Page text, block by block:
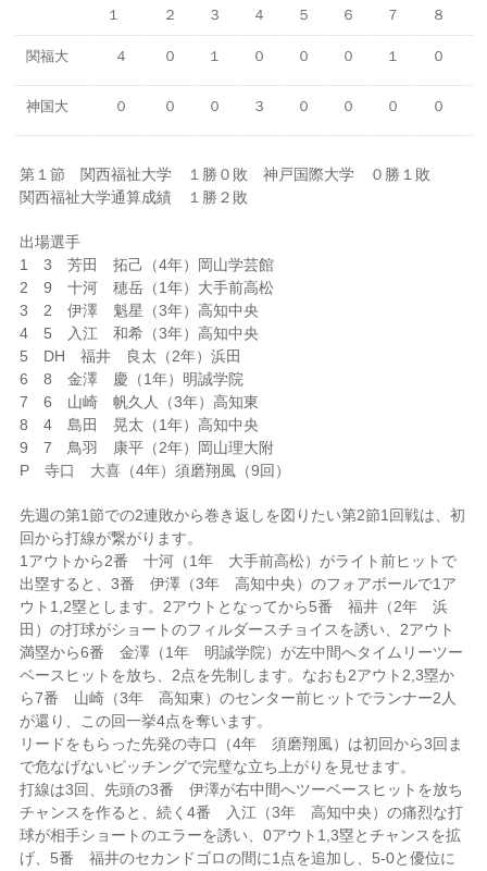
１ ２ ３ ４ ５ ６ ７ ８
関福大 ４ ０ １ ０ ０ ０ １ ０
神国大 ０ ０ ０ ３ ０ ０ ０ ０
第１節 関西福祉大学 １勝０敗 神戸国際大学 ０勝１敗
関西福祉大学通算成績 １勝２敗
出場選手
1 3 芳田 拓己（4年）岡山学芸館
2 9 十河 穂岳（1年）大手前高松
3 2 伊澤 魁星（3年）高知中央
4 5 入江 和希（3年）高知中央
5 DH 福井 良太（2年）浜田
6 8 金澤 慶（1年）明誠学院
7 6 山崎 帆久人（3年）高知東
8 4 島田 晃太（1年）高知中央
9 7 鳥羽 康平（2年）岡山理大附
P 寺口 大喜（4年）須磨翔風（9回）
先週の第1節での2連敗から巻き返しを図りたい第2節1回戦は、初
回から打線が繋がります。
1アウトから2番 十河（1年 大手前高松）がライト前ヒットで
出塁すると、3番 伊澤（3年 高知中央）のフォアボールで1ア
ウト1,2塁とします。2アウトとなってから5番 福井（2年 浜
田）の打球がショートのフィルダースチョイスを誘い、2アウト
満塁から6番 金澤（1年 明誠学院）が左中間へタイムリーツー
ベースヒットを放ち、2点を先制します。なおも2アウト2,3塁か
ら7番 山崎（3年 高知東）のセンター前ヒットでランナー2人
が還り、この回一挙4点を奪います。
リードをもらった先発の寺口（4年 須磨翔風）は初回から3回ま
で危なげないピッチングで完璧な立ち上がりを見せます。
打線は3回、先頭の3番 伊澤が右中間へツーベースヒットを放ち
チャンスを作ると、続く4番 入江（3年 高知中央）の痛烈な打
球が相手ショートのエラーを誘い、0アウト1,3塁とチャンスを拡
げ、5番 福井のセカンドゴロの間に1点を追加し、5-0と優位に